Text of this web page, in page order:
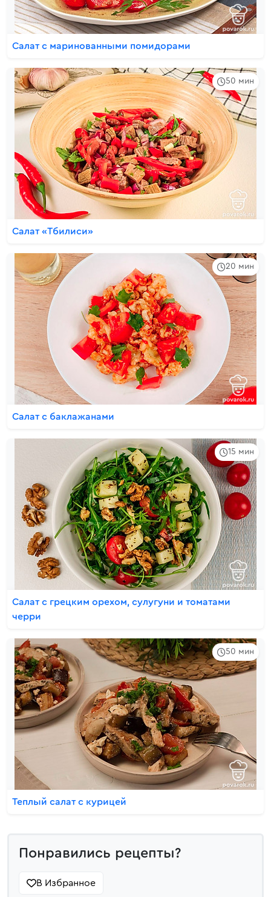
Салат с маринованными помидорами
50 мин
Салат «Тбилиси»
20 мин
Салат с баклажанами
15 мин
Салат с грецким орехом, сулугуни и томатами
черри
50 мин
Теплый салат с курицей
Понравились рецепты?
В Избранное